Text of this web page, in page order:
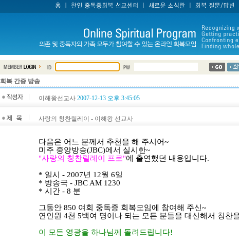
회복 간증 방송
이해왕선교사 2007-12-13 오후 3:45:05
사랑의 칭찬릴레이 - 이해왕 선교사
다음은 어느 분께서 추천을 해 주시어~
미주 중앙방송(JBC)에서 실시한~
"사랑의 칭찬릴레이 프로"에 출연했던 내용입니다.
* 일시 - 2007년 12월 6일
* 방송국 - JBC AM 1230
* 시간 - 8 분
그동안 850 여회 중독증 회복모임에 참여해 주신~
연인원 4천 5백여 명이나 되는 모든 분들을 대신해서 칭찬
이 모든 영광을 하나님께 돌려드립니다!